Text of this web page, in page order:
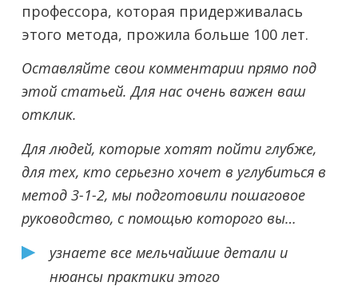
профессора, которая придерживалась
этого метода, прожила больше 100 лет.
Оставляйте свои комментарии прямо под
этой статьей. Для нас очень важен ваш
отклик.
Для людей, которые хотят пойти глубже,
для тех, кто серьезно хочет в углубиться в
метод 3-1-2, мы подготовили пошаговое
руководство, с помощью которого вы…
узнаете все мельчайшие детали и
нюансы практики этого